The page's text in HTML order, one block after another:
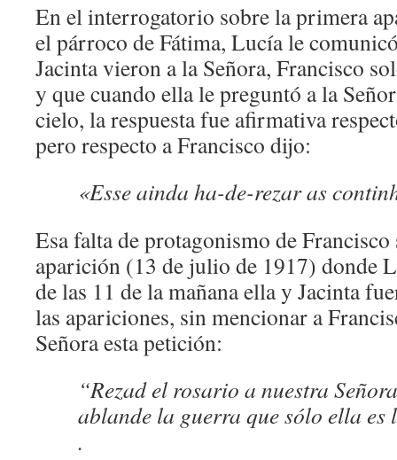
En el interrogatorio sobre la primera
el párroco de Fátima, Lucía le
Jacinta vieron a la Señora, Francisco
y que cuando ella le preguntó a la
cielo, la respuesta fue afirmativa
pero respecto a Francisco dijo:
«Esse ainda ha-de-rezar as
Esa falta de protagonismo de
aparición (13 de julio de 1917) donde
de las 11 de la mañana ella y Jacinta
las apariciones, sin mencionar a
Señora esta petición:
“Rezad el rosario a nuestra
ablande la guerra que sólo ella es
.